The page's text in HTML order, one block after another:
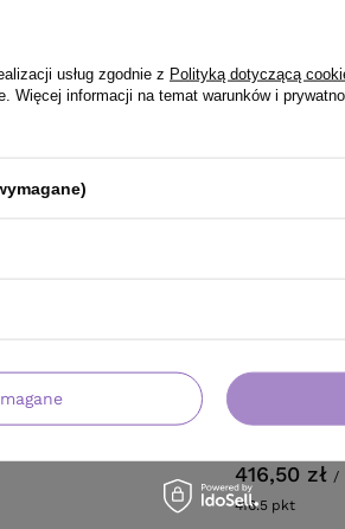
100 ml
Prostownica
416,50 zł /
416.5 pktpunktów
usług zgodnie z Polityką dotyczącą
Więcej informacji na temat warunków i